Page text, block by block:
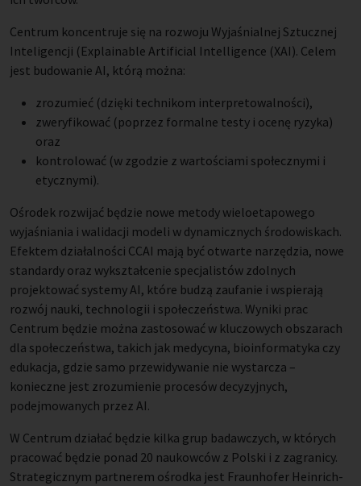
Centrum koncentruje się na rozwoju Wyjaśnialnej Sztucznej
Inteligencji (Explainable Artificial Intelligence (XAI). Celem
jest budowanie AI, którą można:
zrozumieć (dzięki technikom interpretowalności),
zweryfikować (poprzez formalne testy i ocenę ryzyka)
oraz
kontrolować (w zgodzie z wartościami społecznymi i
etycznymi).
Ośrodek rozwijać będzie nowe metody wieloetapowego
wyjaśniania i walidacji modeli w dynamicznych środowiskach.
Efektem działalności CCAI mają być otwarte narzędzia, nowe
standardy oraz wykształcenie specjalistów zdolnych
projektować systemy AI, które budzą zaufanie i wspierają
rozwój nauki, technologii i społeczeństwa. Wyniki prac
Centrum będzie można zastosować w kluczowych obszarach
dla społeczeństwa, takich jak medycyna, bioinformatyka czy
edukacja, gdzie samo przewidywanie nie wystarcza –
konieczne jest zrozumienie procesów decyzyjnych,
podejmowanych przez AI.
W Centrum działać będzie kilka grup badawczych, w których
pracować będzie ponad 20 naukowców z Polski i z zagranicy.
Strategicznym partnerem ośrodka jest Fraunhofer Heinrich-